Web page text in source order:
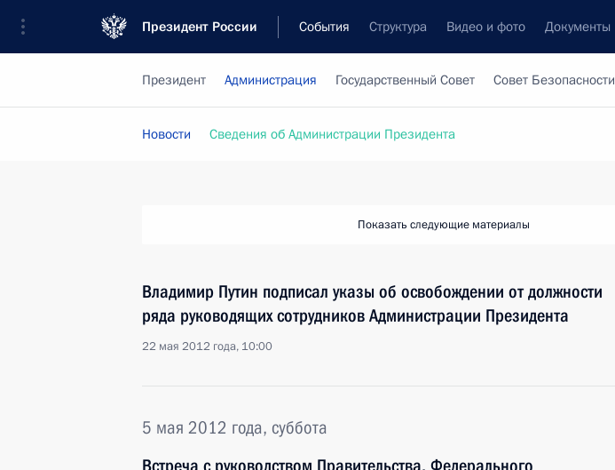
Президент России События Структура Видео и фото Документы
Президент Администрация Государственный Совет Совет Безопасности
Новости Сведения об Администрации Президента
Показать следующие материалы
Владимир Путин подписал указы об освобождении от должности
ряда руководящих сотрудников Администрации Президента
22 мая 2012 года, 10:00
5 мая 2012 года, суббота
Встреча с руководством Правительства, Федерального